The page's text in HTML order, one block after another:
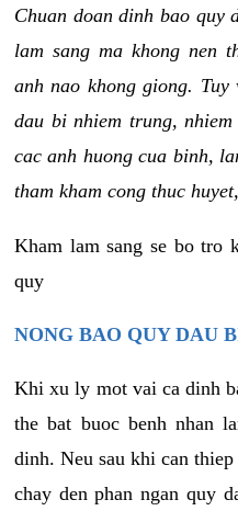
Chuan doan dinh bao quy
lam sang ma khong nen
anh nao khong giong.
dau bi nhiem trung,
cac anh huong cua binh,
tham kham cong thuc
Kham lam sang se bo tro
quy
NONG BAO QUY DAU
Khi xu ly mot vai ca dinh
the bat buoc benh nhan
dinh. Neu sau khi can
chay den phan ngan quy